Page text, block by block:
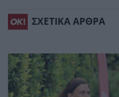
ΣΧΕΤΙΚΑ ΑΡΘΡΑ